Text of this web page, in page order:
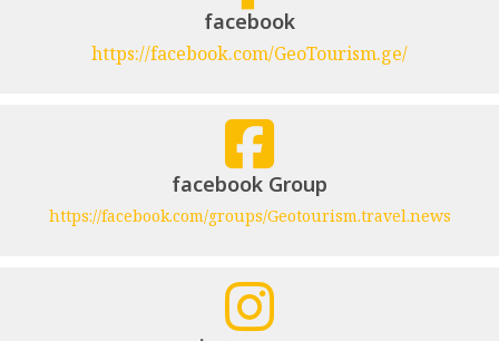
facebook
https://facebook.com/GeoTourism.ge/
facebook Group
https://facebook.com/groups/Geotourism.travel.news